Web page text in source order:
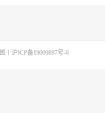
沪ICP备19009897号-6